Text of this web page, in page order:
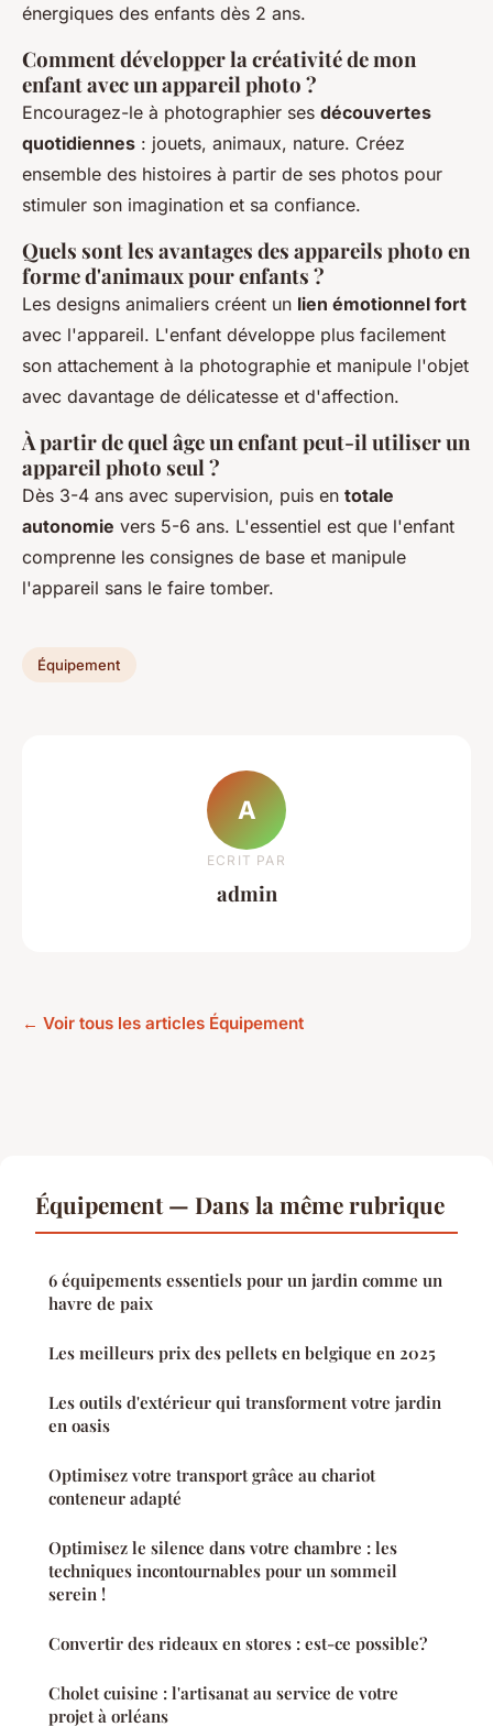
énergiques des enfants dès 2 ans.
Comment développer la créativité de mon
enfant avec un appareil photo ?
Encouragez-le à photographier ses découvertes
quotidiennes : jouets, animaux, nature. Créez
ensemble des histoires à partir de ses photos pour
stimuler son imagination et sa confiance.
Quels sont les avantages des appareils photo en
forme d'animaux pour enfants ?
Les designs animaliers créent un lien émotionnel fort
avec l'appareil. L'enfant développe plus facilement
son attachement à la photographie et manipule l'objet
avec davantage de délicatesse et d'affection.
À partir de quel âge un enfant peut-il utiliser un
appareil photo seul ?
Dès 3-4 ans avec supervision, puis en totale
autonomie vers 5-6 ans. L'essentiel est que l'enfant
comprenne les consignes de base et manipule
l'appareil sans le faire tomber.
Équipement
A
ECRIT PAR
admin
← Voir tous les articles Équipement
Équipement — Dans la même rubrique
6 équipements essentiels pour un jardin comme un
havre de paix
Les meilleurs prix des pellets en belgique en 2025
Les outils d'extérieur qui transforment votre jardin
en oasis
Optimisez votre transport grâce au chariot
conteneur adapté
Optimisez le silence dans votre chambre : les
techniques incontournables pour un sommeil
serein !
Convertir des rideaux en stores : est-ce possible?
Cholet cuisine : l'artisanat au service de votre
projet à orléans